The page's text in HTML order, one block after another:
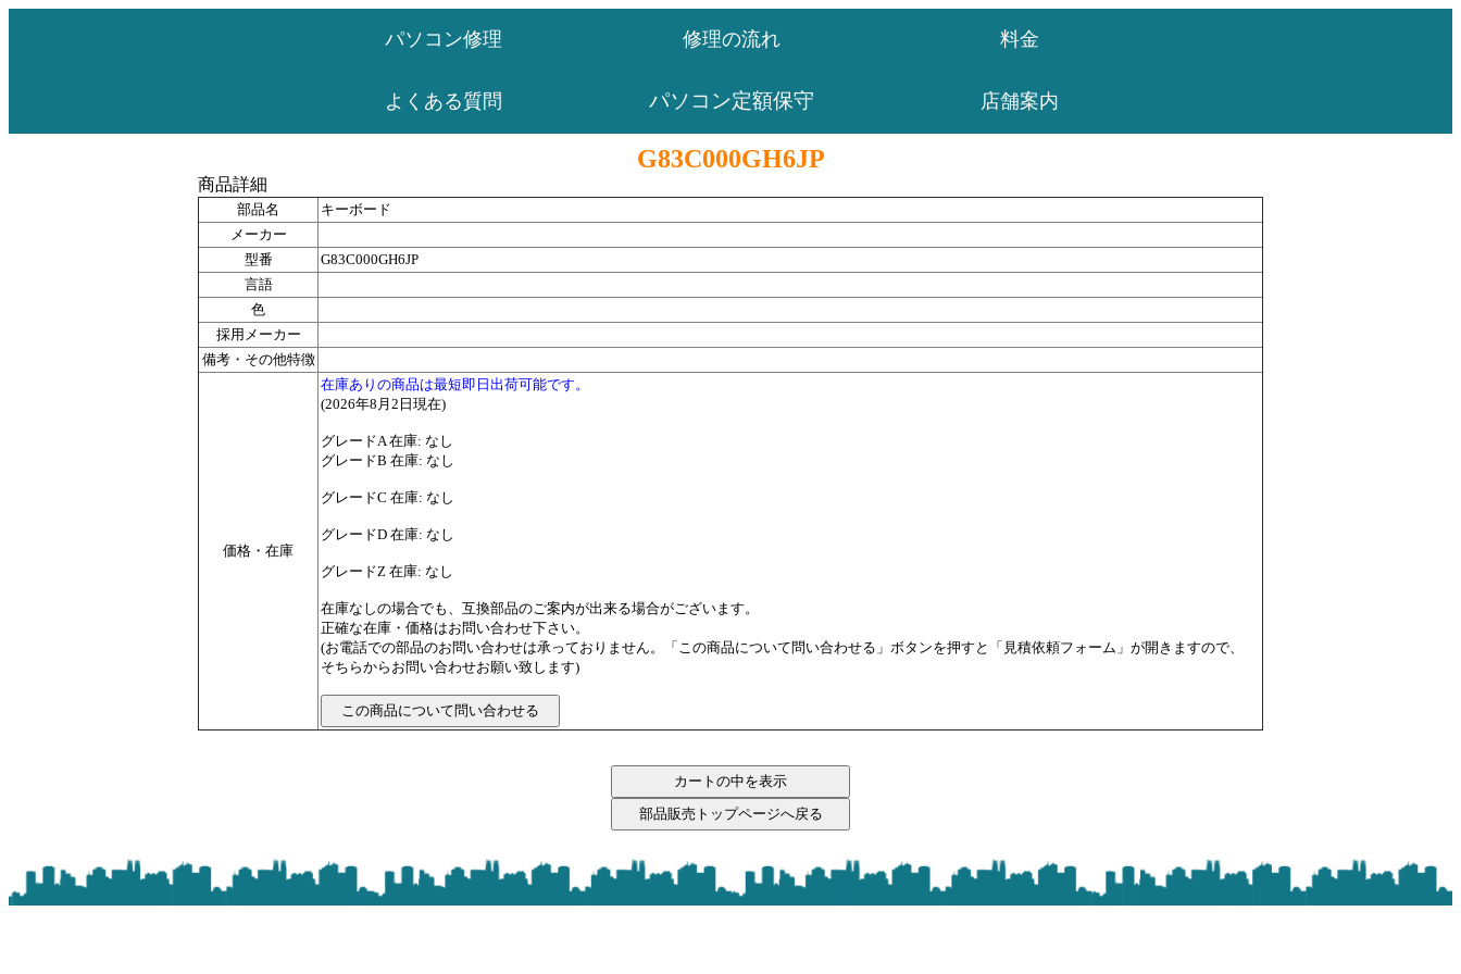
パソコン修理 修理の流れ 料金
よくある質問 パソコン定額保守 店舗案内
G83C000GH6JP
商品詳細
部品名
キーボード
メーカー
型番
G83C000GH6JP
言語
色
採用メーカー
備考・その他特徴
価格・在庫
在庫ありの商品は最短即日出荷可能です。
(2026年8月2日現在)
グレードA 在庫: なし
グレードB 在庫: なし
グレードC 在庫: なし
グレードD 在庫: なし
グレードZ 在庫: なし
在庫なしの場合でも、互換部品のご案内が出来る場合がございます。
正確な在庫・価格はお問い合わせ下さい。
(お電話での部品のお問い合わせは承っておりません。「この商品について問い合わせる」ボタンを押すと「見積依頼フォーム」が開きますので、
そちらからお問い合わせお願い致します)